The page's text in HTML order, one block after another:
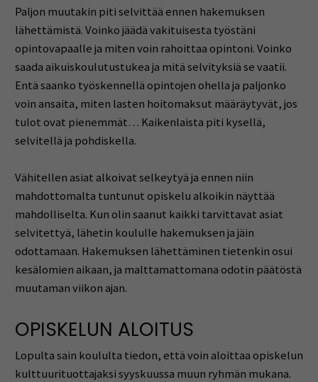
Paljon muutakin piti selvittää ennen hakemuksen
lähettämistä. Voinko jäädä vakituisesta työstäni
opintovapaalle ja miten voin rahoittaa opintoni. Voinko
saada aikuiskoulutustukea ja mitä selvityksiä se vaatii.
Entä saanko työskennellä opintojen ohella ja paljonko
voin ansaita, miten lasten hoitomaksut määräytyvät, jos
tulot ovat pienemmät… Kaikenlaista piti kysellä,
selvitellä ja pohdiskella.
Vähitellen asiat alkoivat selkeytyä ja ennen niin
mahdottomalta tuntunut opiskelu alkoikin näyttää
mahdolliselta. Kun olin saanut kaikki tarvittavat asiat
selvitettyä, lähetin koululle hakemuksen ja jäin
odottamaan. Hakemuksen lähettäminen tietenkin osui
kesälomien aikaan, ja malttamattomana odotin päätöstä
muutaman viikon ajan.
OPISKELUN ALOITUS
Lopulta sain koululta tiedon, että voin aloittaa opiskelun
kulttuurituottajaksi syyskuussa muun ryhmän mukana.